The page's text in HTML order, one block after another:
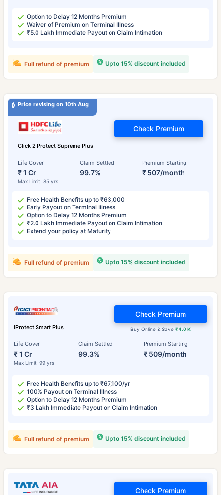
Option to Delay 12 Months Premium
Waiver of Premium on Terminal Illness
₹5.0 Lakh Immediate Payout on Claim Intimation
Upto 15% discount included
Full refund of premium
Price revising on 10th Aug
Click 2 Protect Supreme Plus
Life Cover
₹ 1 Cr
Max Limit: 85 yrs
Claim Settled
99.7%
Premium Starting
₹ 507/month
Check Premium
Free Health Benefits up to ₹63,000
Early Payout on Terminal Illness
Option to Delay 12 Months Premium
₹2.0 Lakh Immediate Payout on Claim Intimation
Extend your policy at Maturity
Upto 15% discount included
Full refund of premium
iProtect Smart Plus
Life Cover
₹ 1 Cr
Max Limit: 99 yrs
Claim Settled
99.3%
Premium Starting
₹ 509/month
Buy Online & Save₹4.0 K
Check Premium
Free Health Benefits up to ₹67,100/yr
100% Payout on Terminal Illness
Option to Delay 12 Months Premium
₹3 Lakh Immediate Payout on Claim Intimation
Upto 15% discount included
Full refund of premium
Check Premium